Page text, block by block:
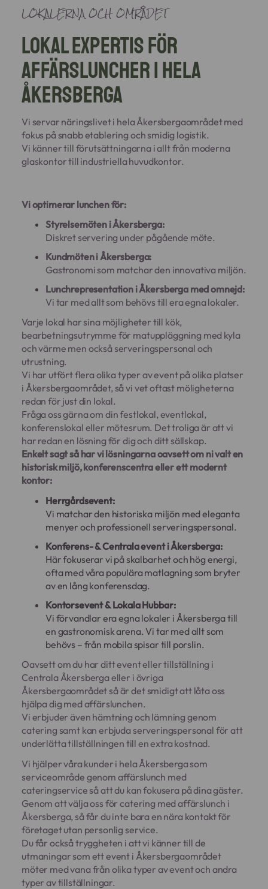
LOKALERNA OCH OMRÅDET
Lokal expertis för
affärsluncher i hela
Åkersberga
Vi servar näringslivet i hela Åkersbergaområdet med
fokus på snabb etablering och smidig logistik.
Vi känner till förutsättningarna i allt från moderna
glaskontor till industriella huvudkontor.
Vi optimerar lunchen för:
Styrelsemöten i Åkersberga:
Diskret servering under pågående möte.
Kundmöten i Åkersberga:
Gastronomi som matchar den innovativa miljön.
Lunchrepresentation i Åkersberga med omnejd:
Vi tar med allt som behövs till era egna lokaler.
Varje lokal har sina möjligheter till kök,
bearbetningsutrymme för matuppläggning med kyla
och värme men också serveringspersonal och
utrustning.
Vi har utfört flera olika typer av event på olika platser
i Åkersbergaområdet, så vi vet oftast möligheterna
redan för just din lokal.
Fråga oss gärna om din festlokal, eventlokal,
konferenslokal eller mötesrum. Det troliga är att vi
har redan en lösning för dig och ditt sällskap.
Enkelt sagt så har vi lösningarna oavsett om ni valt en
historisk miljö, konferenscentra eller ett modernt
kontor:
Herrgårdsevent:
Vi matchar den historiska miljön med eleganta
menyer och professionell serveringspersonal.
Konferens- & Centrala event i Åkersberga:
Här fokuserar vi på skalbarhet och hög energi,
ofta med våra populära matlagning som bryter
av en lång konferensdag.
Kontorsevent & Lokala Hubbar:
Vi förvandlar era egna lokaler i Åkersberga till
en gastronomisk arena. Vi tar med allt som
behövs – från mobila spisar till porslin.
Oavsett om du har ditt event eller tillställning i
Centrala Åkersberga eller i övriga
Åkersbergaområdet så är det smidigt att låta oss
hjälpa dig med affärslunchen.
Vi erbjuder även hämtning och lämning genom
catering samt kan erbjuda serveringspersonal för att
underlätta tillställningen till en extra kostnad.
Vi hjälper våra kunder i hela Åkersberga som
serviceområde genom affärslunch med
cateringservice så att du kan fokusera på dina gäster.
Genom att välja oss för catering med affärslunch i
Åkersberga, så får du inte bara en nära kontakt för
företaget utan personlig service.
Du får också tryggheten i att vi känner till de
utmaningar som ett event i Åkersbergaområdet
möter med vana från olika typer av event och andra
typer av tillställningar.